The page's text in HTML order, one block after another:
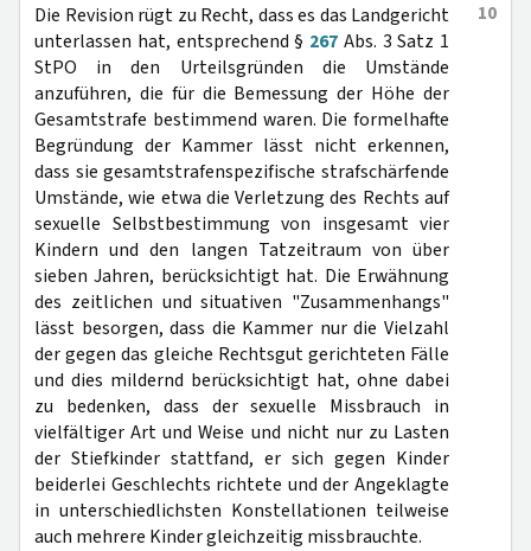
10
Die Revision rügt zu Recht, dass es das Landgericht
unterlassen hat, entsprechend § 267 Abs. 3 Satz 1
StPO in den Urteilsgründen die Umstände
anzuführen, die für die Bemessung der Höhe der
Gesamtstrafe bestimmend waren. Die formelhafte
Begründung der Kammer lässt nicht erkennen,
dass sie gesamtstrafenspezifische strafschärfende
Umstände, wie etwa die Verletzung des Rechts auf
sexuelle Selbstbestimmung von insgesamt vier
Kindern und den langen Tatzeitraum von über
sieben Jahren, berücksichtigt hat. Die Erwähnung
des zeitlichen und situativen "Zusammenhangs"
lässt besorgen, dass die Kammer nur die Vielzahl
der gegen das gleiche Rechtsgut gerichteten Fälle
und dies mildernd berücksichtigt hat, ohne dabei
zu bedenken, dass der sexuelle Missbrauch in
vielfältiger Art und Weise und nicht nur zu Lasten
der Stiefkinder stattfand, er sich gegen Kinder
beiderlei Geschlechts richtete und der Angeklagte
in unterschiedlichsten Konstellationen teilweise
auch mehrere Kinder gleichzeitig missbrauchte.